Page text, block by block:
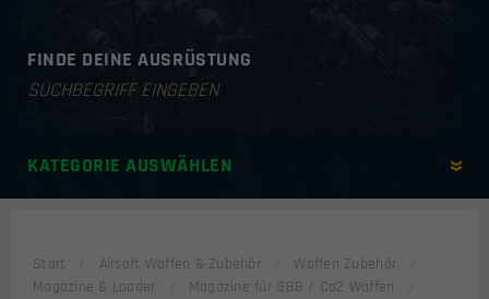
FINDE DEINE AUSRÜSTUNG
Products
KATEGORIE AUSWÄHLEN
Start Airsoft Waffen & Zubehör
Waffen Zubehör
Magazine & Loader
Magazine für GBB / Co2 Waffen